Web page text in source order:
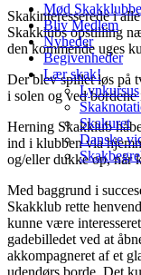
Mød
Bliv Medlem
Nyheder
Begivenheder
Lær skak!
Lynkursus
Skakuret
Danske
Skakinteresserede i
Skakklubs opstilling
den kommende uges
Der blev spillet løs på
i solen og ved bordene
Herning Skakklub
ind i klubben via
og/eller dukke op, når
Med baggrund i
Skakklub rette
kunne være
gadebilledet ved at
akkompagneret af et
udendørs borde. Det